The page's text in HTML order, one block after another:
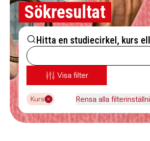
Sökresultat
Hitta en studiecirkel, kurs
Visa filter
Kurs Rensa alla